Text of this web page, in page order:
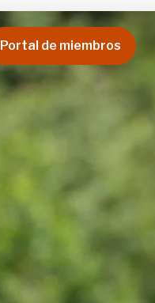
Portal de miembros